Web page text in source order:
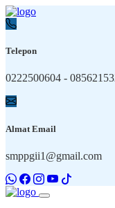
Telepon
0222500604 -
Almat Email
smppgii1@gmail.com